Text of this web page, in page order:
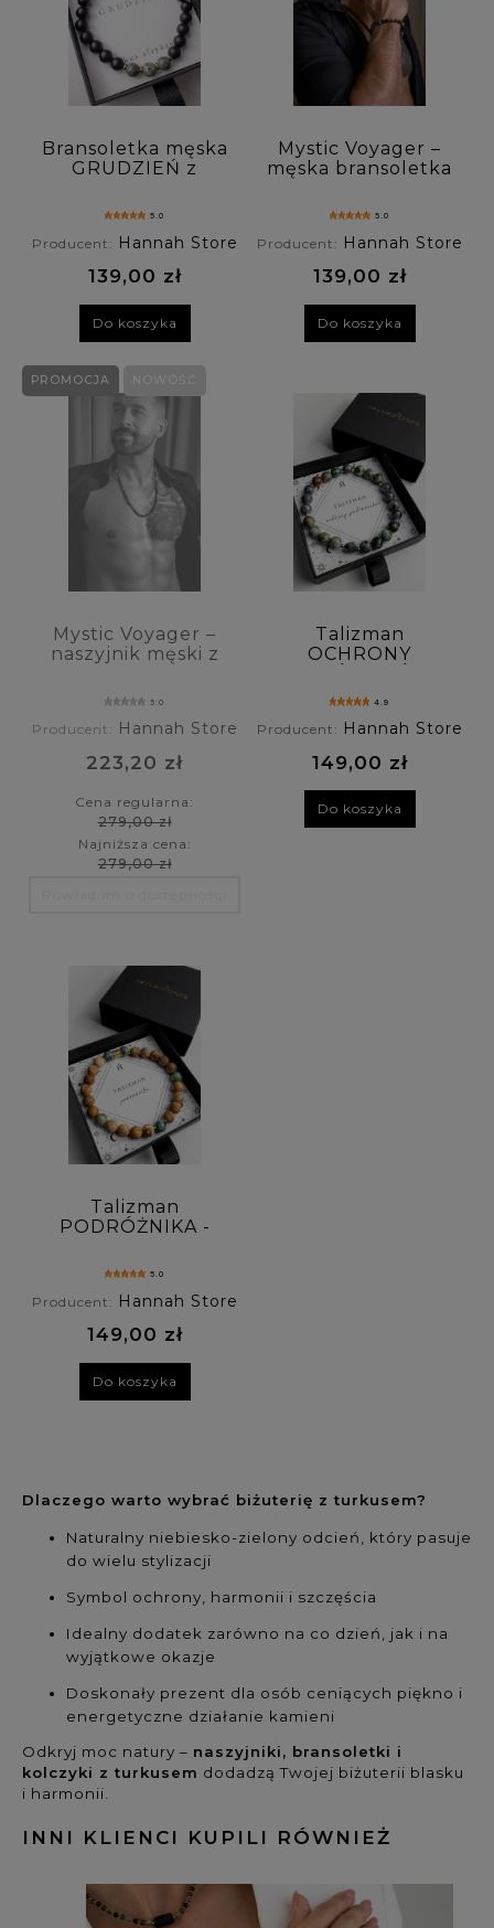
Bransoletka męska
GRUDZIEŃ z
urodzeniowym -
5.0
Producent: Hannah Store
139,00 zł
Do koszyka
Mystic Voyager –
męska bransoletka
turkusem,
bronzytem
5.0
Producent: Hannah Store
139,00 zł
Do koszyka
Mystic Voyager –
naszyjnik męski z
afrykańskiego i
5.0
Producent: Hannah Store
223,20 zł
Cena regularna:
279,00 zł
Najniższa cena:
279,00 zł
PROMOCJA
Talizman
OCHRONY
bransoletka męska
afrykańskiego,
hematytu i
larvikitu
4.9
Producent: Hannah Store
149,00 zł
Do koszyka
Talizman
PODRÓŻNIKA -
z jaspisu i turkusu
5.0
Producent: Hannah Store
149,00 zł
Do koszyka
Dlaczego warto wybrać biżuterię z turkusem?
Naturalny niebiesko-zielony odcień, który pasuje
do wielu stylizacji
Symbol ochrony, harmonii i szczęścia
Idealny dodatek zarówno na co dzień, jak i na
wyjątkowe okazje
Doskonały prezent dla osób ceniących piękno i
energetyczne działanie kamieni
Odkryj moc natury – naszyjniki, bransoletki i
kolczyki z turkusem dodadzą Twojej biżuterii blasku
i harmonii.
INNI KLIENCI KUPILI RÓWNIEŻ